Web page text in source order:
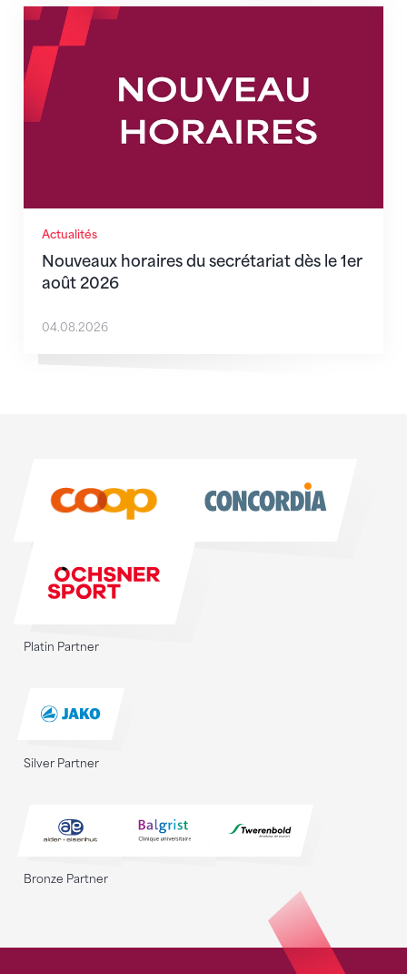
Actualités
Nouveaux horaires du secrétariat dès le 1er
août 2026
Nouveaux horaires du secrétariat dès le 1er août
04.08.2026
Platin Partner
Silver Partner
Bronze Partner